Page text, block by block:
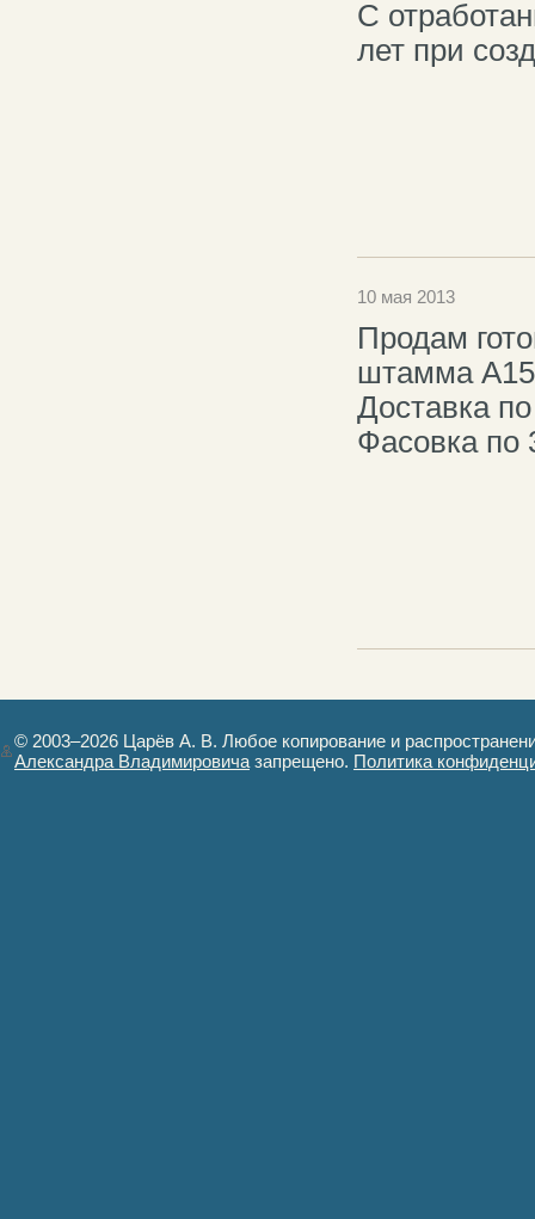
С
лет при
10 мая 2013
Продам
штамма
Доставка
Фасовка по
© 2003–2026 Царёв А. В. Любое копирование и
Александра Владимировича запрещено. Политика
Авторизация